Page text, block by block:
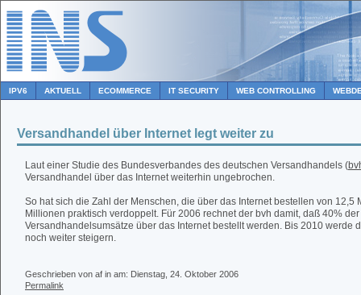
IPV6 AKTUELL ECOMMERCE IT SECURITY WEB CONTROLLING
Versandhandel über Internet legt weiter zu
Laut einer Studie des Bundesverbandes des deutschen Versandhandels (
Versandhandel über das Internet weiterhin ungebrochen.
So hat sich die Zahl der Menschen, die über das Internet bestellen von 12,5
Millionen praktisch verdoppelt. Für 2006 rechnet der bvh damit, daß 40% der
Versandhandelsumsätze über das Internet bestellt werden. Bis 2010 werde
noch weiter steigern.
Geschrieben von af in am: Dienstag, 24. Oktober 2006
Permalink